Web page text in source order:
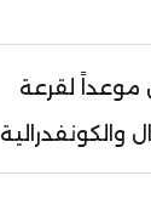
موعداً لقرعة
والكونفدرالية